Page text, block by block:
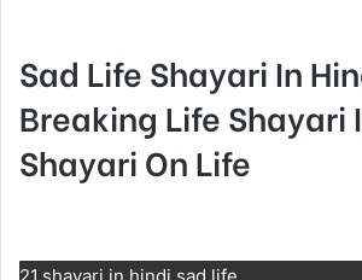
Sad Life Shayari In
Breaking Life Shayari
Shayari On Life
21.shayari in hindi sad life